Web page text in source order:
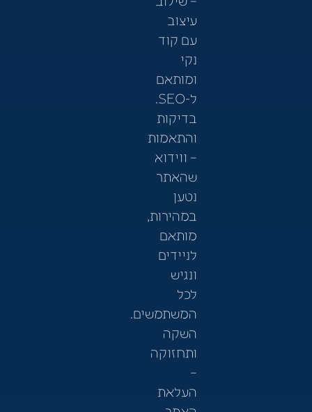
עיצוב
עם קוד
נקי
ומותאם
ל-SEO.
בדיקות
והתאמות
– ווידוא
שהאתר
נטען
במהירות,
מותאם
לניידים
ונגיש
לכל
המשתמשים.
השקה
ותחזוקה
–
העלאת